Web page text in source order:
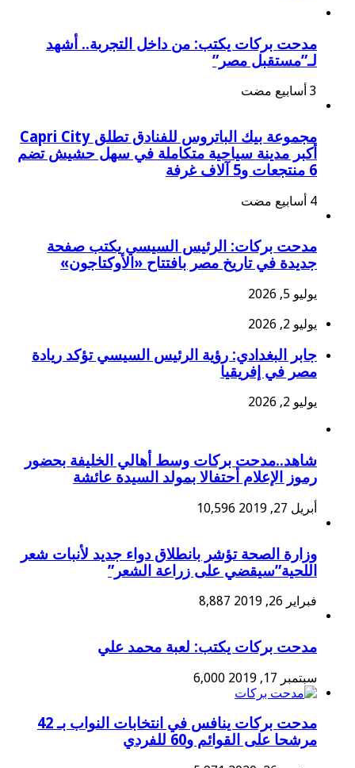
مدحت بركات يكتب: من داخل التجربة.. أشهد
لـ”مستقبل مصر”
مجموعة بيك الباتروس للفنادق تطلق Capri City
أكبر مدينة سياحية متكاملة في سهل حشيش تضم
6 منتجعات و5 آلاف غرفة
مدحت بركات: الرئيس السيسي يكتب صفحة
جديدة في تاريخ مصر بافتتاح «الأوكتاجون»
يوليو 5, 2026
يوليو 2, 2026
جابر البغدادي: رؤية الرئيس السيسي تؤكد ريادة
مصر في إفريقيا
يوليو 2, 2026
شاهد..مدحت بركات وسط أهالي الخليفة بحضور
رموز الإعلام أحتفالا بمولد السيدة عائشة
أبريل 27, 2019 10,596
وزارة الصحة تؤشر بانطلاق دواء جديد لأنبات شعر
اللحية”سيقضي على زراعة الشعر”
فبراير 26, 2019 8,887
مدحت بركات يكتب: لعبة محمد علي
سبتمبر 17, 2019 6,000
مدحت بركات ينافس في انتخابات النواب بـ 42
مرشحا على القوائم و60 للفردي